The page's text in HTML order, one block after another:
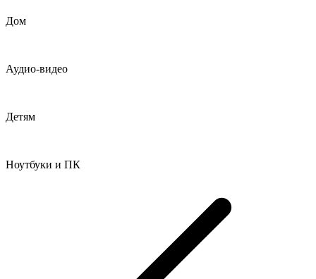
Дом
Аудио-видео
Детям
Ноутбуки и ПК